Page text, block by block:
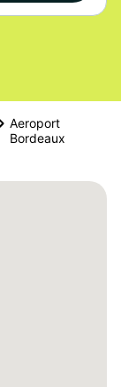
Aeroport
Bordeaux